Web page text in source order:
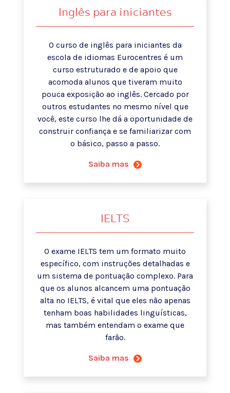
Inglês para iniciantes
O curso de inglês para iniciantes da
escola de idiomas Eurocentres é um
curso estruturado e de apoio que
acomoda alunos que tiveram muito
pouca exposição ao inglês. Cercado por
outros estudantes no mesmo nível que
você, este curso lhe dá a oportunidade de
construir confiança e se familiarizar com
o básico, passo a passo.
Saiba mas
IELTS
O exame IELTS tem um formato muito
específico, com instruções detalhadas e
um sistema de pontuação complexo. Para
que os alunos alcancem uma pontuação
alta no IELTS, é vital que eles não apenas
tenham boas habilidades linguísticas,
mas também entendam o exame que
farão.
Saiba mas